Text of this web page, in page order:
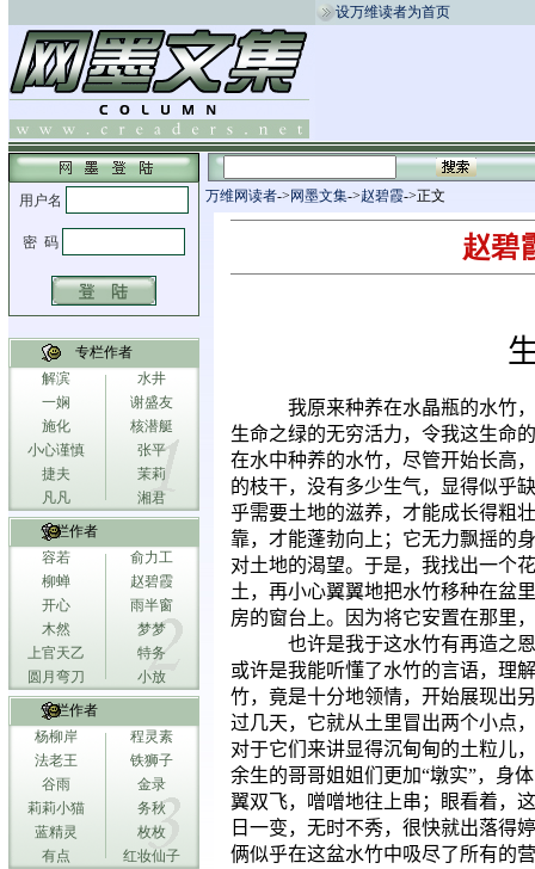
设万维读者为首页
专栏作者
解滨
水井
一娴
谢盛友
施化
核潜艇
小心谨慎
张平
捷夫
茉莉
凡凡
湘君
专栏作者
容若
俞力工
柳蝉
赵碧霞
开心
雨半窗
木然
梦梦
上官天乙
特务
圆月弯刀
小放
专栏作者
杨柳岸
程灵素
法老王
铁狮子
谷雨
金录
莉莉小猫
务秋
蓝精灵
枚枚
有点
红妆仙子
万维网读者-> 网墨文集->赵碧霞->正文
赵碧
我原来种养在水晶瓶的水竹
生命之绿的无穷活力，令我这生命
在水中种养的水竹，尽管开始长高
的枝干，没有多少生气，显得似乎
乎需要土地的滋养，才能成长得粗
靠，才能蓬勃向上；它无力飘摇的
对土地的渴望。于是，我找出一个
土，再小心翼翼地把水竹移种在盆
房的窗台上。因为将它安置在那里
也许是我于这水竹有再造之
或许是我能听懂了水竹的言语，理
竹，竟是十分地领情，开始展现出
过几天，它就从土里冒出两个小点
对于它们来讲显得沉甸甸的土粒儿
余生的哥哥姐姐们更加“墩实”，身
翼双飞，噌噌地往上串；眼看着，
日一变，无时不秀，很快就出落得
俩似乎在这盆水竹中吸尽了所有的